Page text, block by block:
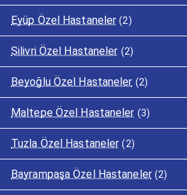
Eyüp Özel Hastaneler (2)
Silivri Özel Hastaneler (2)
Beyoğlu Özel Hastaneler (2)
Maltepe Özel Hastaneler (3)
Tuzla Özel Hastaneler (2)
Bayrampaşa Özel Hastaneler (2)